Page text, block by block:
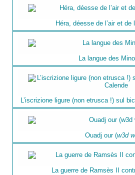
Héra, déesse de l’air et de
La langue des
L’iscrizione ligure (non etrusca !) sul
Ouadj our (w3d
La guerre de Ramsès II